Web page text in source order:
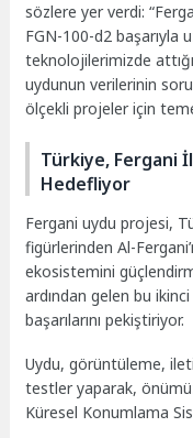
sözlere yer verdi:
FGN-100-d2 başarıyla
teknolojilerimizde
uydunun verilerinin
ölçekli projeler için
Türkiye, Fergani
Hedefliyor
Fergani uydu projesi,
figürlerinden Al-
ekosistemini
ardından gelen bu
başarılarını pekiştiriyor.
Uydu, görüntüleme,
testler yaparak,
Küresel Konumlama